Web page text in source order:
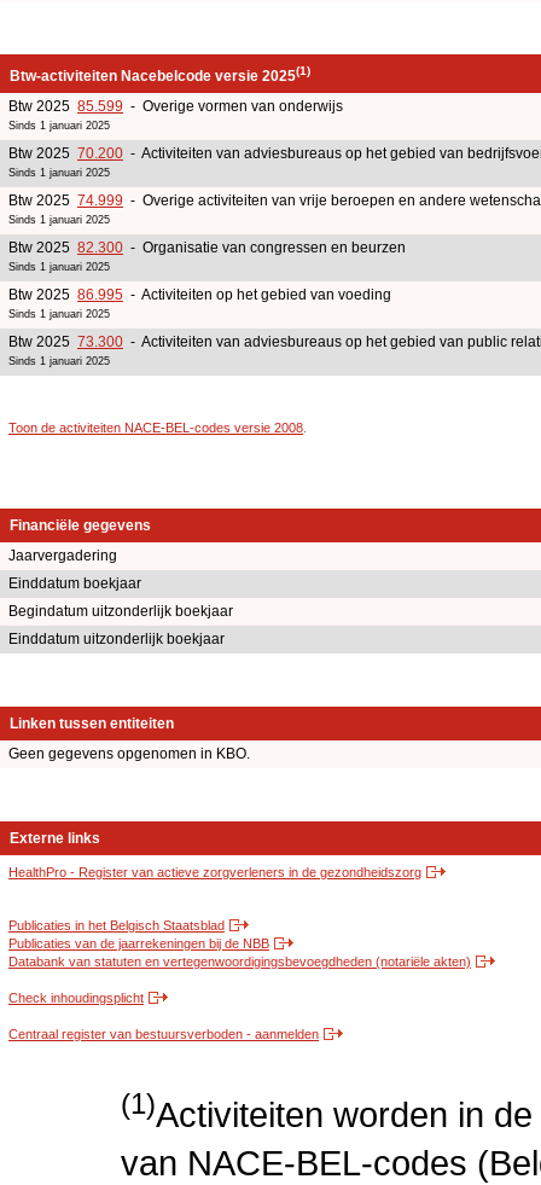
Btw-activiteiten Nacebelcode versie 2025(1)
Btw 2025 85.599 - Overige vormen van onderwijs
Sinds 1 januari 2025
Btw 2025 70.200 - Activiteiten van adviesbureaus op het gebied van
Sinds 1 januari 2025
Btw 2025 74.999 - Overige activiteiten van vrije beroepen en andere
Sinds 1 januari 2025
Btw 2025 82.300 - Organisatie van congressen en beurzen
Sinds 1 januari 2025
Btw 2025 86.995 - Activiteiten op het gebied van voeding
Sinds 1 januari 2025
Btw 2025 73.300 - Activiteiten van adviesbureaus op het gebied van public
Sinds 1 januari 2025
Toon de activiteiten NACE-BEL-codes versie 2008
Financiële gegevens
Jaarvergadering
Einddatum boekjaar
Begindatum uitzonderlijk boekjaar
Einddatum uitzonderlijk boekjaar
Linken tussen entiteiten
Geen gegevens opgenomen in KBO.
Externe links
HealthPro - Register van actieve zorgverleners in de gezondheidszorg
Publicaties in het Belgisch Staatsblad
Publicaties van de jaarrekeningen bij de NBB
Databank van statuten en vertegenwoordigingsbevoegdheden (notariële akten)
Check inhoudingsplicht
Centraal register van bestuursverboden - aanmelden
(1)Activiteiten worden in
van NACE-BEL-codes